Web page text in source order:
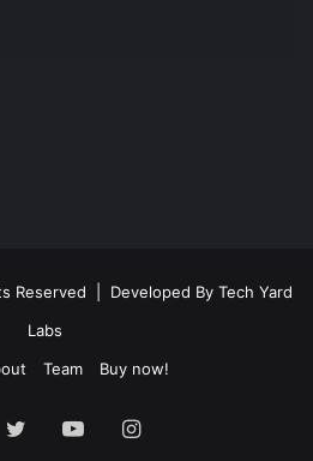
Reserved | Developed By Tech Yard
Labs
Team Buy now!
Twitter YouTubeInstagram